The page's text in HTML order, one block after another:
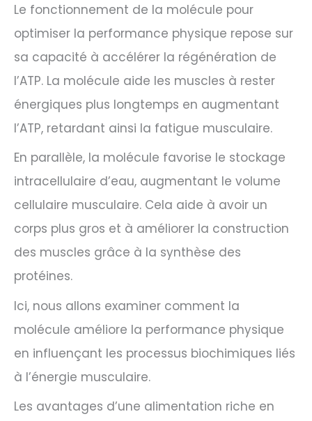
Le fonctionnement de la molécule pour
optimiser la performance physique repose sur
sa capacité à accélérer la régénération de
l’ATP. La molécule aide les muscles à rester
énergiques plus longtemps en augmentant
l’ATP, retardant ainsi la fatigue musculaire.
En parallèle, la molécule favorise le stockage
intracellulaire d’eau, augmentant le volume
cellulaire musculaire. Cela aide à avoir un
corps plus gros et à améliorer la construction
des muscles grâce à la synthèse des
protéines.
Ici, nous allons examiner comment la
molécule améliore la performance physique
en influençant les processus biochimiques liés
à l’énergie musculaire.
Les avantages d’une alimentation riche en